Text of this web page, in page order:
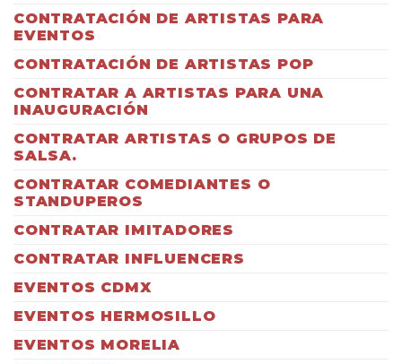
CONTRATACIÓN DE ARTISTAS PARA
EVENTOS
CONTRATACIÓN DE ARTISTAS POP
CONTRATAR A ARTISTAS PARA UNA
INAUGURACIÓN
CONTRATAR ARTISTAS O GRUPOS DE
SALSA.
CONTRATAR COMEDIANTES O
STANDUPEROS
CONTRATAR IMITADORES
CONTRATAR INFLUENCERS
EVENTOS CDMX
EVENTOS HERMOSILLO
EVENTOS MORELIA